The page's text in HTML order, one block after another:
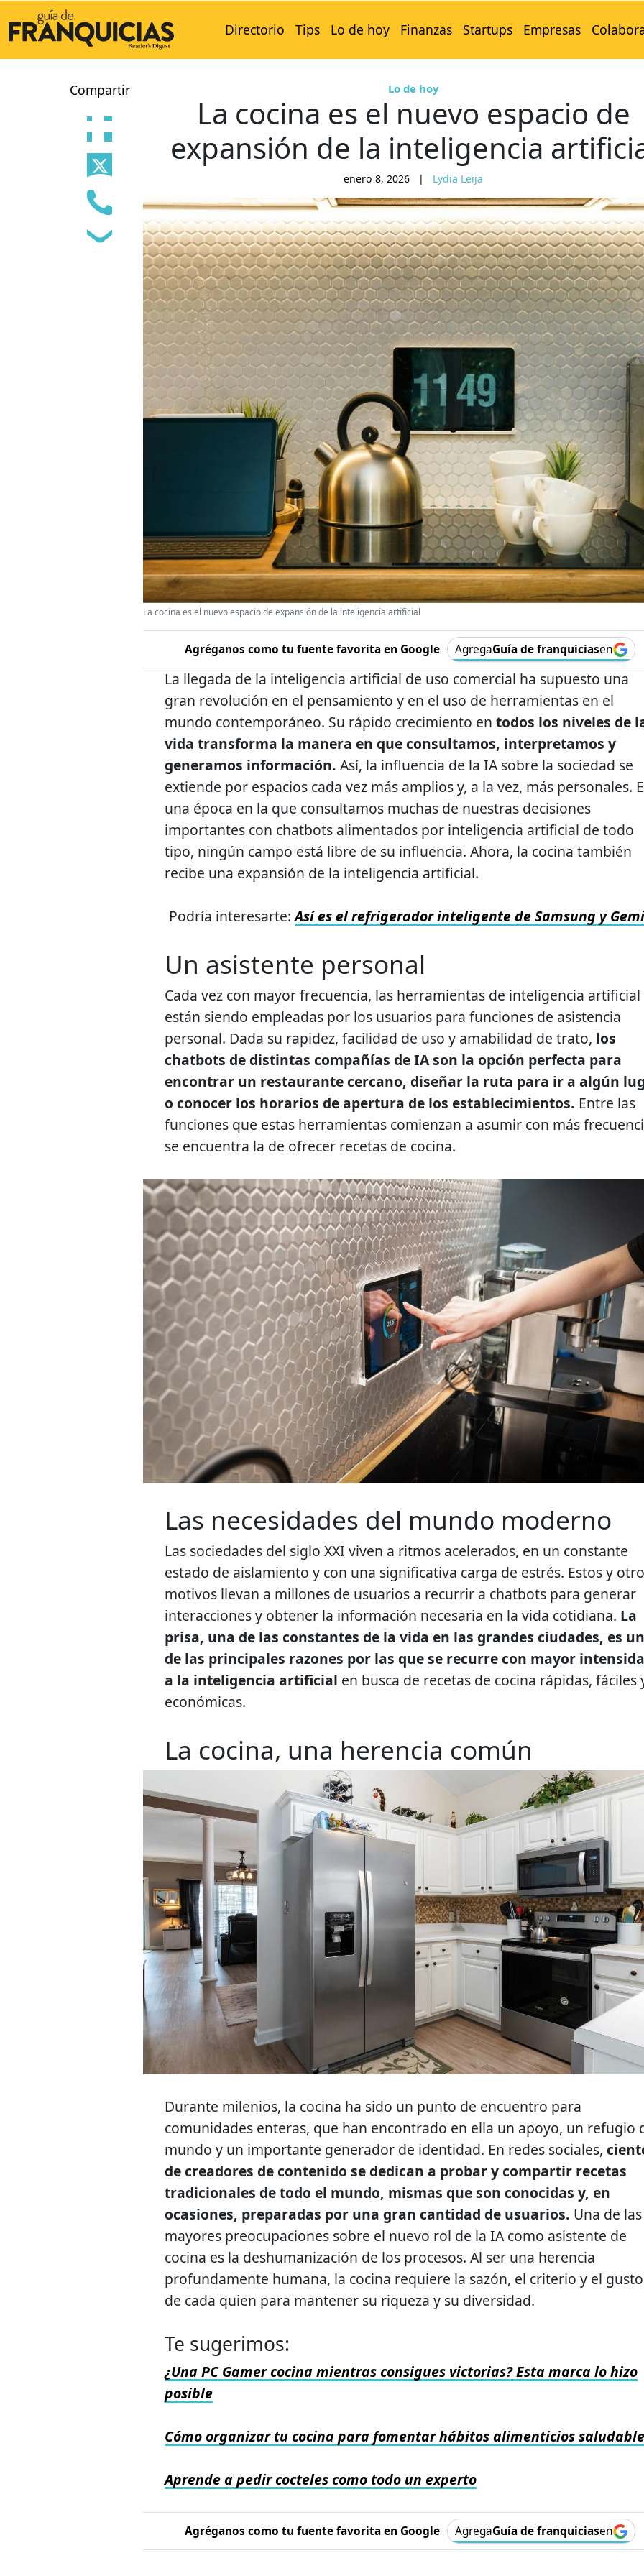
Directorio Tips Lo de hoy Finanzas Startups Empresas
Compartir Lo de hoy
La cocina es el nuevo espacio de
expansión de la inteligencia
enero 8, 2026 | Lydia Leija
La cocina es el nuevo espacio de expansión de la inteligencia artificial
Agréganos como tu fuente favorita en Google AgregaGuía de franquiciasen
La llegada de la inteligencia artificial de uso comercial ha supuesto una
gran revolución en el pensamiento y en el uso de herramientas en el
mundo contemporáneo. Su rápido crecimiento en todos los niveles de
vida transforma la manera en que consultamos, interpretamos y
generamos información. Así, la influencia de la IA sobre la sociedad se
extiende por espacios cada vez más amplios y, a la vez, más personales.
una época en la que consultamos muchas de nuestras decisiones
importantes con chatbots alimentados por inteligencia artificial de todo
tipo, ningún campo está libre de su influencia. Ahora, la cocina también
recibe una expansión de la inteligencia artificial.
Podría interesarte:Así es el refrigerador inteligente de Samsung y
Un asistente personal
Cada vez con mayor frecuencia, las herramientas de inteligencia artificial
están siendo empleadas por los usuarios para funciones de asistencia
personal. Dada su rapidez, facilidad de uso y amabilidad de trato, los
chatbots de distintas compañías de IA son la opción perfecta para
encontrar un restaurante cercano, diseñar la ruta para ir a algún
o conocer los horarios de apertura de los establecimientos. Entre las
funciones que estas herramientas comienzan a asumir con más
se encuentra la de ofrecer recetas de cocina.
Las necesidades del mundo moderno
Las sociedades del siglo XXI viven a ritmos acelerados, en un constante
estado de aislamiento y con una significativa carga de estrés. Estos y
motivos llevan a millones de usuarios a recurrir a chatbots para generar
interacciones y obtener la información necesaria en la vida cotidiana. La
prisa, una de las constantes de la vida en las grandes ciudades, es
de las principales razones por las que se recurre con mayor
a la inteligencia artificial en busca de recetas de cocina rápidas, fáciles
económicas.
La cocina, una herencia común
Durante milenios, la cocina ha sido un punto de encuentro para
comunidades enteras, que han encontrado en ella un apoyo, un refugio
mundo y un importante generador de identidad. En redes sociales,
de creadores de contenido se dedican a probar y compartir recetas
tradicionales de todo el mundo, mismas que son conocidas y, en
ocasiones, preparadas por una gran cantidad de usuarios. Una de las
mayores preocupaciones sobre el nuevo rol de la IA como asistente de
cocina es la deshumanización de los procesos. Al ser una herencia
profundamente humana, la cocina requiere la sazón, el criterio y el gusto
de cada quien para mantener su riqueza y su diversidad.
Te sugerimos:
¿Una PC Gamer cocina mientras consigues victorias? Esta marca lo hizo
posible
Cómo organizar tu cocina para fomentar hábitos alimenticios
Aprende a pedir cocteles como todo un experto
Agréganos como tu fuente favorita en Google AgregaGuía de franquiciasen